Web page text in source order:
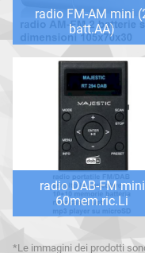
radio FM-AM mini
batt.AA)
radio DAB-FM mini
60mem.ric.Li
*Le immagini dei prodotti